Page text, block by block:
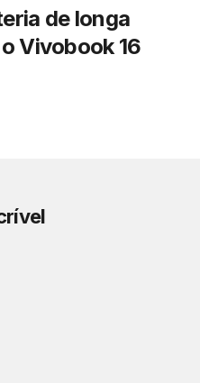
de longa
Vivobook 16